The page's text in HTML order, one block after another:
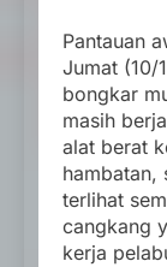
Pantauan
Jumat (10/
bongkar
masih
alat berat
hambatan,
terlihat
cangkang
kerja